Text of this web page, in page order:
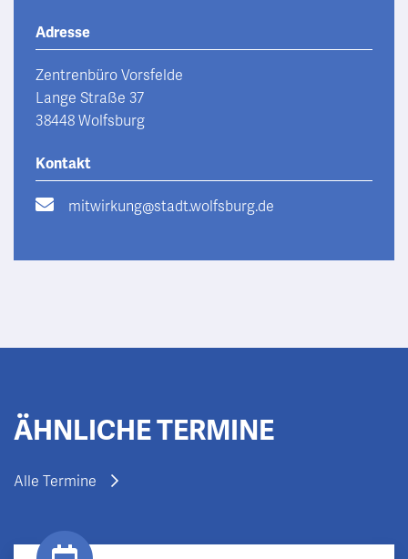
Adresse
Zentrenbüro Vorsfelde
Lange Straße 37
38448 Wolfsburg
Kontakt
mitwirkung@stadt.wolfsburg.de
ÄHNLICHE TERMINE
Alle Termine